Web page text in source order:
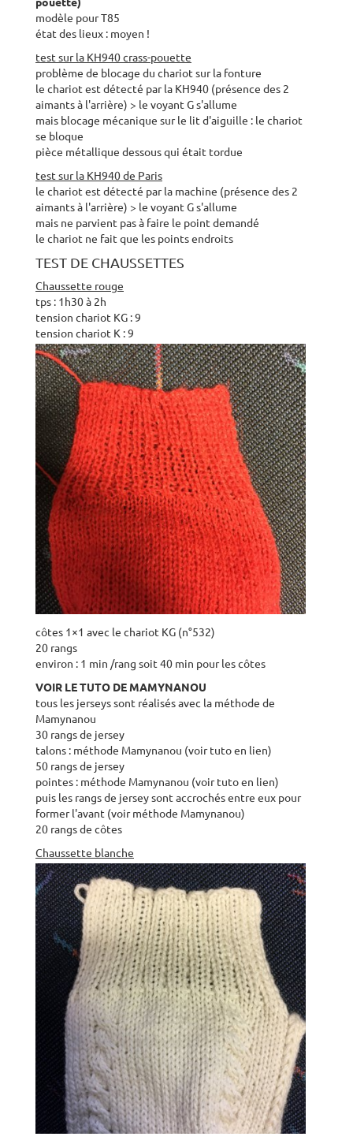
pouette)
modèle pour T85
état des lieux : moyen !
test sur la KH940 crass-pouette
problème de blocage du chariot sur la fonture
le chariot est détecté par la KH940 (présence des 2
aimants à l'arrière) > le voyant G s'allume
mais blocage mécanique sur le lit d'aiguille : le chariot
se bloque
pièce métallique dessous qui était tordue
test sur la KH940 de Paris
le chariot est détecté par la machine (présence des 2
aimants à l'arrière) > le voyant G s'allume
mais ne parvient pas à faire le point demandé
le chariot ne fait que les points endroits
TEST DE CHAUSSETTES
Chaussette rouge
tps : 1h30 à 2h
tension chariot KG : 9
tension chariot K : 9
côtes 1×1 avec le chariot KG (n°532)
20 rangs
environ : 1 min /rang soit 40 min pour les côtes
VOIR LE TUTO DE MAMYNANOU
tous les jerseys sont réalisés avec la méthode de
Mamynanou
30 rangs de jersey
talons : méthode Mamynanou (voir tuto en lien)
50 rangs de jersey
pointes : méthode Mamynanou (voir tuto en lien)
puis les rangs de jersey sont accrochés entre eux pour
former l'avant (voir méthode Mamynanou)
20 rangs de côtes
Chaussette blanche